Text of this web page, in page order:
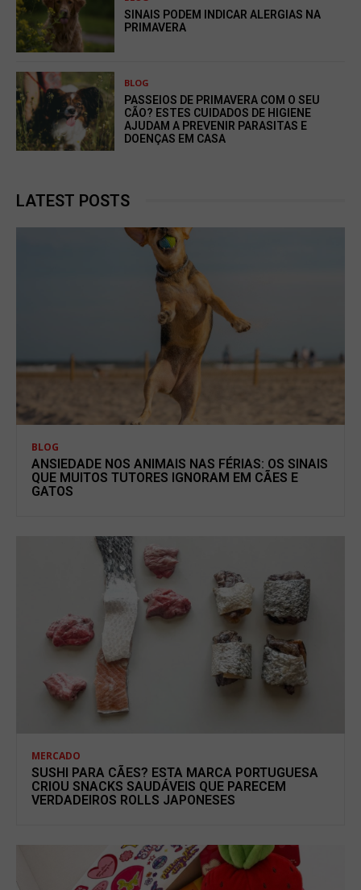
SINAIS PODEM INDICAR ALERGIAS NA
PRIMAVERA
BLOG
PASSEIOS DE PRIMAVERA COM O SEU
CÃO? ESTES CUIDADOS DE HIGIENE
AJUDAM A PREVENIR PARASITAS E
DOENÇAS EM CASA
LATEST POSTS
BLOG
ANSIEDADE NOS ANIMAIS NAS FÉRIAS: OS SINAIS
QUE MUITOS TUTORES IGNORAM EM CÃES E
GATOS
MERCADO
SUSHI PARA CÃES? ESTA MARCA PORTUGUESA
CRIOU SNACKS SAUDÁVEIS QUE PARECEM
VERDADEIROS ROLLS JAPONESES